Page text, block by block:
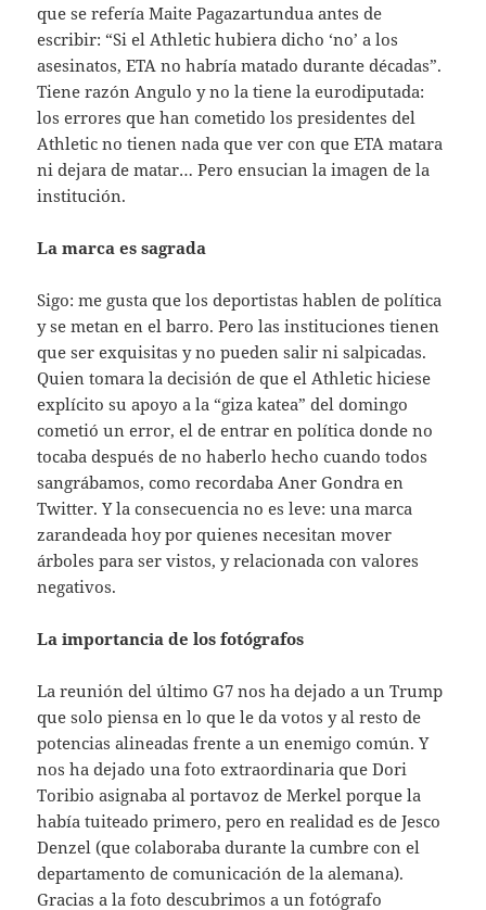
que se refería Maite Pagazartundua antes de
escribir: “Si el Athletic hubiera dicho ‘no’ a los
asesinatos, ETA no habría matado durante décadas”.
Tiene razón Angulo y no la tiene la eurodiputada:
los errores que han cometido los presidentes del
Athletic no tienen nada que ver con que ETA matara
ni dejara de matar… Pero ensucian la imagen de la
institución.
La marca es sagrada
Sigo: me gusta que los deportistas hablen de política
y se metan en el barro. Pero las instituciones tienen
que ser exquisitas y no pueden salir ni salpicadas.
Quien tomara la decisión de que el Athletic hiciese
explícito su apoyo a la “giza katea” del domingo
cometió un error, el de entrar en política donde no
tocaba después de no haberlo hecho cuando todos
sangrábamos, como recordaba Aner Gondra en
Twitter. Y la consecuencia no es leve: una marca
zarandeada hoy por quienes necesitan mover
árboles para ser vistos, y relacionada con valores
negativos.
La importancia de los fotógrafos
La reunión del último G7 nos ha dejado a un Trump
que solo piensa en lo que le da votos y al resto de
potencias alineadas frente a un enemigo común. Y
nos ha dejado una foto extraordinaria que Dori
Toribio asignaba al portavoz de Merkel porque la
había tuiteado primero, pero en realidad es de Jesco
Denzel (que colaboraba durante la cumbre con el
departamento de comunicación de la alemana).
Gracias a la foto descubrimos aun fotógrafo